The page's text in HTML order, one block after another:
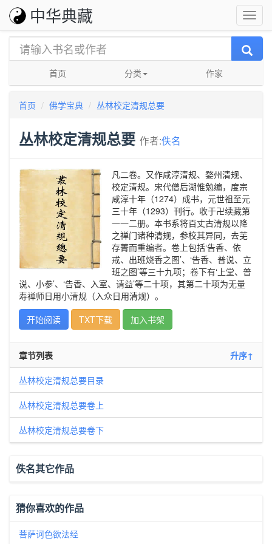
中华典藏
首页 分类 作家
首页 佛学宝典 丛林校定清规总要
丛林校定清规总要 作者:佚名
凡二卷。又作咸淳清规、婺州清规、
校定清规。宋代僧后湖惟勉编，度宗
咸淳十年（1274）成书，元世祖至元
三十年（1293）刊行。收于卍续藏第
一一二册。本书系将百丈古清规以降
之禅门诸种清规，参校其异同，去芜
存菁而重编者。卷上包括‘告香、依
戒、出班烧香之图’、‘告香、普说、立
班之图’等三十九项；卷下有‘上堂、普
说、小参’、‘告香、入室、请益’等二十项，其第二十项为无量
寿禅师日用小清规（入众日用清规）。
开始阅读
TXT下载 加入书架
章节列表 升序↑
丛林校定清规总要目录
丛林校定清规总要卷上
丛林校定清规总要卷下
佚名其它作品
猜你喜欢的作品
菩萨诃色欲法经